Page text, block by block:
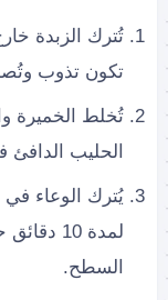
تُترك الزبدة
تكون تذوب
تُخلط الخميرة
الحليب الدافئ
يُترك الوعاء
لمدة 10
السطح.